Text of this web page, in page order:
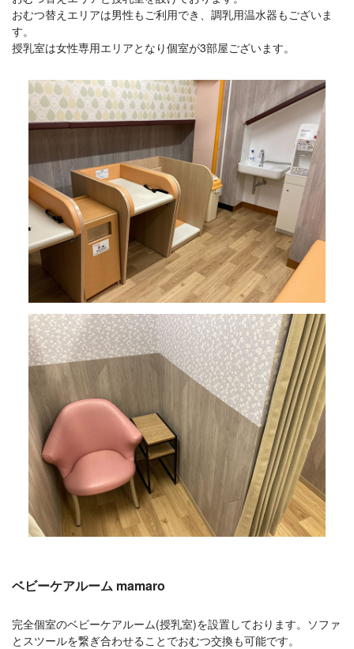
おむつ替えエリアは男性もご利用でき、調乳用温水器もございま
す。
授乳室は女性専用エリアとなり個室が3部屋ございます。
ベビーケアルーム mamaro
完全個室のベビーケアルーム(授乳室)を設置しております。ソファ
とスツールを繋ぎ合わせることでおむつ交換も可能です。